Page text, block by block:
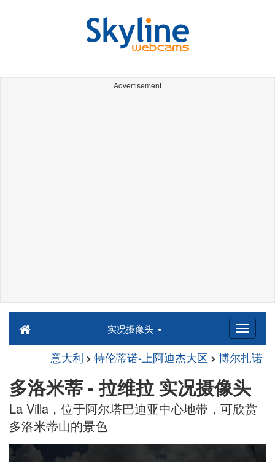
Advertisement
实况摄像头
意大利 特伦蒂诺-上阿迪杰大区 博尔扎诺
多洛米蒂 - 拉维拉 实况摄像头
La Villa，位于阿尔塔巴迪亚中心地带，可欣赏
多洛米蒂山的景色